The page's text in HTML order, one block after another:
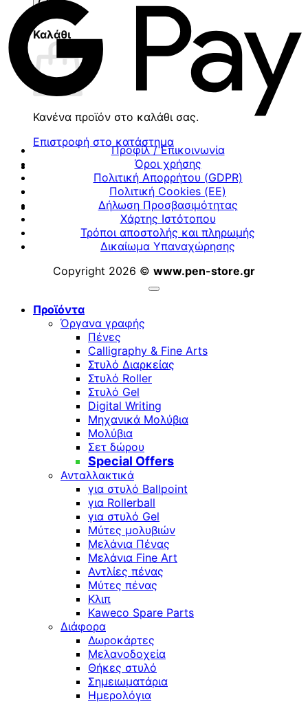
Καλάθι
Κανένα προϊόν στο καλάθι σας.
Επιστροφή στο κατάστημα
Προφίλ / Επικοινωνία
Όροι χρήσης
Πολιτική Απορρήτου (GDPR)
Πολιτική Cookies (ΕΕ)
Δήλωση Προσβασιμότητας
Χάρτης Ιστότοπου
Τρόποι αποστολής και πληρωμής
Δικαίωμα Υπαναχώρησης
Copyright 2026 © www.pen-store.gr
Προϊόντα
Όργανα γραφής
Πένες
Calligraphy & Fine Arts
Στυλό Διαρκείας
Στυλό Roller
Στυλό Gel
Digital Writing
Μηχανικά Μολύβια
Μολύβια
Σετ δώρου
Special Offers
Ανταλλακτικά
για στυλό Ballpoint
για Rollerball
για στυλό Gel
Μύτες μολυβιών
Μελάνια Πένας
Μελάνια Fine Art
Αντλίες πένας
Μύτες πένας
Κλιπ
Kaweco Spare Parts
Διάφορα
Δωροκάρτες
Μελανοδοχεία
Θήκες στυλό
Σημειωματάρια
Ημερολόγια